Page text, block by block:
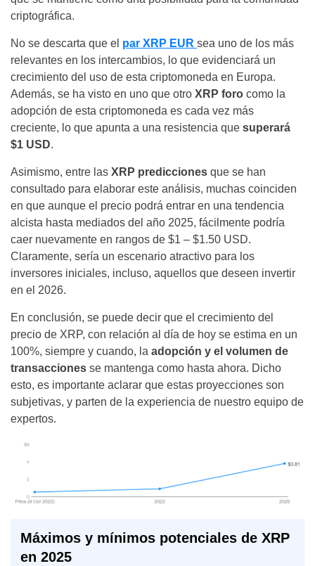
criptográfica.
No se descarta que el par XRP EUR sea uno de los más
relevantes en los intercambios, lo que evidenciará un
crecimiento del uso de esta criptomoneda en Europa.
Además, se ha visto en uno que otro XRP foro como la
adopción de esta criptomoneda es cada vez más
creciente, lo que apunta a una resistencia que superará
$1 USD.
Asimismo, entre las XRP predicciones que se han
consultado para elaborar este análisis, muchas coinciden
en que aunque el precio podrá entrar en una tendencia
alcista hasta mediados del año 2025, fácilmente podría
caer nuevamente en rangos de $1 – $1.50 USD.
Claramente, sería un escenario atractivo para los
inversores iniciales, incluso, aquellos que deseen invertir
en el 2026.
En conclusión, se puede decir que el crecimiento del
precio de XRP, con relación al día de hoy se estima en un
100%, siempre y cuando, la adopción y el volumen de
transacciones se mantenga como hasta ahora. Dicho
esto, es importante aclarar que estas proyecciones son
subjetivas, y parten de la experiencia de nuestro equipo de
expertos.
Máximos y mínimos potenciales de XRP
en 2025